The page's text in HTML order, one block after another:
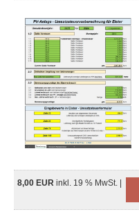
8,00 EUR inkl. 19 % MwSt. |